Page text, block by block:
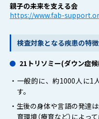
親子の未来を支える会
https://www.fab-
検査対象となる疾患の特徴
21トリソミー(ダウン症
・一般的に、約1000人に1
す。
・生後の身体や言語の発達
育環境（療育など）によっ